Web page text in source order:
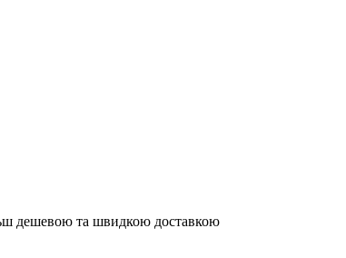
дешевою та швидкою доставкою